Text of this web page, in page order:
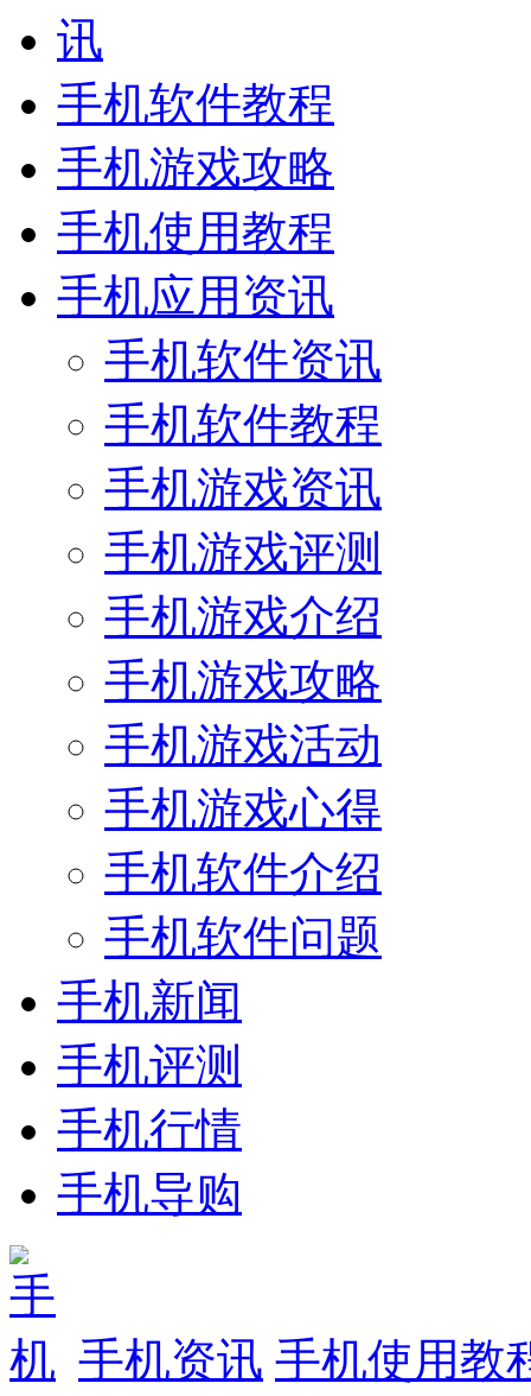
手机软件教程
手机游戏攻略
手机使用教程
手机应用资讯
手机软件资讯
手机软件教程
手机游戏资讯
手机游戏评测
手机游戏介绍
手机游戏攻略
手机游戏活动
手机游戏心得
手机软件介绍
手机软件问题
手机新闻
手机评测
手机行情
手机导购
手机资讯 手机使用教